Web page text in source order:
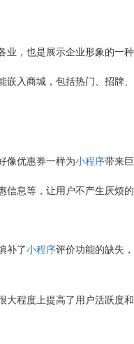
业，也是展示企业形象的一种
嵌入商城，包括热门、招牌
像优惠券一样为小程序带来巨
信息等，让用户不产生厌烦
补了小程序评价功能的缺失
程度上提高了用户活跃度和